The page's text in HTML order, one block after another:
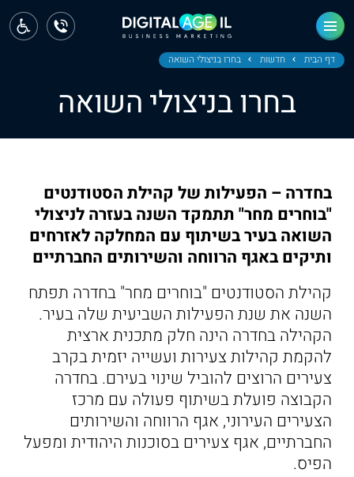
דף הבית חדשות בחרו בניצולי השואה
בחרו בניצולי השואה
בחדרה – הפעילות של קהילת הסטודנטים
"בוחרים מחר" תתמקד השנה בעזרה לניצולי
השואה בעיר בשיתוף עם המחלקה לאזרחים
ותיקים באגף הרווחה והשירותים החברתיים
קהילת הסטודנטים "בוחרים מחר" בחדרה תפתח
השנה את שנת הפעילות השביעית שלה בעיר.
הקהילה בחדרה הינה חלק מתכנית ארצית
להקמת קהילות צעירות ועשייה יזמית בקרב
צעירים הרוצים להוביל שינוי בעירם. בחדרה
הקבוצה פועלת בשיתוף פעולה עם מרכז
הצעירים העירוני, אגף הרווחה והשירותים
החברתיים, אגף צעירים בסוכנות היהודית ומפעל
הפיס.
ראשי
חדשות
מחוז צפון
מחוז דרום
ירושלים